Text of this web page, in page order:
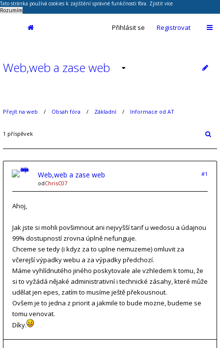
Tato stránka používá cookies k zajištění správné funkčnosti fóra. Zjistit více
Rozumím
Přihlásit se Registrovat
Web,web a zase web
Přejít na web Obsah fóra Základní Informace od AT
1 příspěvek
Web,web a zase web
#1
odChrisC07
Ahoj,
Jak jste si mohli povšimnout ani nejvyšší tarif u wedosu a údajnou
99% dostupností zrovna úplně nefunguje.
Chceme se tedy (i kdyz za to uplne nemuzeme) omluvit za
včerejší výpadky webu a za výpadky předchozí.
Máme vyhlídnutého jiného poskytovale ale vzhledem k tomu, že
si to vyžádá nějaké administrativní i technické zásahy, které může
udělat jen epes, zatím to musíme ještě překousnout.
Ovšem je to jedna z priorit a jakmile to bude mozne, budeme se
tomu venovat.
Díky.